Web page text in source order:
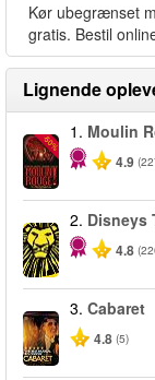
Kør ubegrænset
gratis. Bestil
Lignende
-50%
1. Moulin
4.9
2. Disneys
4.8
3. Cabaret
4.8 (5)